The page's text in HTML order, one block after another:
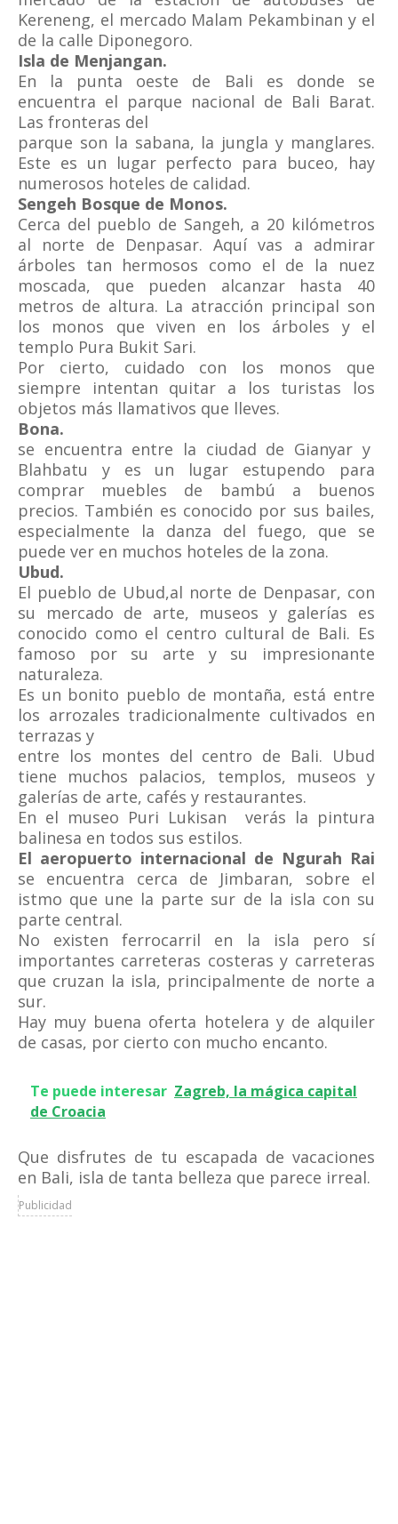
Kereneng, el mercado Malam Pekambinan y el
de la calle Diponegoro.
Isla de Menjangan.
En la punta oeste de Bali es donde se
encuentra el parque nacional de Bali Barat.
Las fronteras del
parque son la sabana, la jungla y manglares.
Este es un lugar perfecto para buceo, hay
numerosos hoteles de calidad.
Sengeh Bosque de Monos.
Cerca del pueblo de Sangeh, a 20 kilómetros
al norte de Denpasar. Aquí vas a admirar
árboles tan hermosos como el de la nuez
moscada, que pueden alcanzar hasta 40
metros de altura. La atracción principal son
los monos que viven en los árboles y el
templo Pura Bukit Sari.
Por cierto, cuidado con los monos que
siempre intentan quitar a los turistas los
objetos más llamativos que lleves.
Bona.
se encuentra entre la ciudad de Gianyar y
Blahbatu y es un lugar estupendo para
comprar muebles de bambú a buenos
precios. También es conocido por sus bailes,
especialmente la danza del fuego, que se
puede ver en muchos hoteles de la zona.
Ubud.
El pueblo de Ubud,al norte de Denpasar, con
su mercado de arte, museos y galerías es
conocido como el centro cultural de Bali. Es
famoso por su arte y su impresionante
naturaleza.
Es un bonito pueblo de montaña, está entre
los arrozales tradicionalmente cultivados en
terrazas y
entre los montes del centro de Bali. Ubud
tiene muchos palacios, templos, museos y
galerías de arte, cafés y restaurantes.
En el museo Puri Lukisan verás la pintura
balinesa en todos sus estilos.
El aeropuerto internacional de Ngurah Rai
se encuentra cerca de Jimbaran, sobre el
istmo que une la parte sur de la isla con su
parte central.
No existen ferrocarril en la isla pero sí
importantes carreteras costeras y carreteras
que cruzan la isla, principalmente de norte a
sur.
Hay muy buena oferta hotelera y de alquiler
de casas, por cierto con mucho encanto.
Te puede interesar Zagreb, la mágica capital
de Croacia
Que disfrutes de tu escapada de vacaciones
en Bali, isla de tanta belleza que parece irreal.
Publicidad